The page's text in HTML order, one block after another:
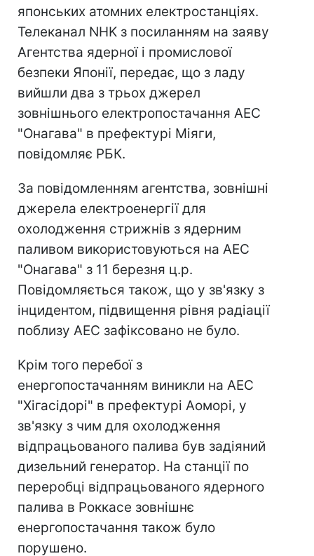
японських атомних електростанціях.
Телеканал NHK з посиланням на заяву
Агентства ядерної і промислової
безпеки Японії, передає, що з ладу
вийшли два з трьох джерел
зовнішнього електропостачання АЕС
"Онагава" в префектурі Міяги,
повідомляє РБК.
За повідомленням агентства, зовнішні
джерела електроенергії для
охолодження стрижнів з ядерним
паливом використовуються на АЕС
"Онагава" з 11 березня ц.р.
Повідомляється також, що у зв'язку з
інцидентом, підвищення рівня радіації
поблизу АЕС зафіксовано не було.
Крім того перебої з
енергопостачанням виникли на АЕС
"Хігасідорі" в префектурі Аоморі, у
зв'язку з чим для охолодження
відпрацьованого палива був задіяний
дизельний генератор. На станції по
переробці відпрацьованого ядерного
палива в Роккасе зовнішнє
енергопостачання також було
порушено.